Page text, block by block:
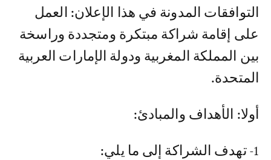
التوافقات المدونة في هذا الإعلان: العمل
على إقامة شراكة مبتكرة ومتجددة وراسخة
بين المملكة المغربية ودولة الإمارات العربية
المتحدة.
أولا: الأهداف والمبادئ:
1- تهدف الشراكة إلى ما يلي: